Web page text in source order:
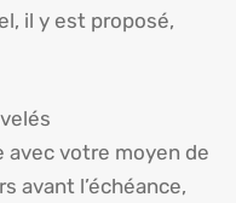
il y est proposé,
votre moyen de
avant l’échéance,